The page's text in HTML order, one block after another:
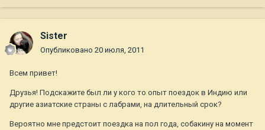
Sister
Опубликовано 20 июля, 2011
Всем привет!
Друзья! Подскажите был ли у кого то опыт поездок в Индию или
другие азиатские страны с лабрами, на длительный срок?
Вероятно мне предстоит поездка на пол года, собакину на момент